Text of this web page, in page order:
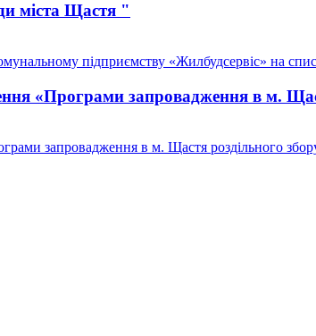
міста Щастя "
підприємству «Жилбудсервіс» на
«Програми запровадження в м.
запровадження в м. Щастя роздільного